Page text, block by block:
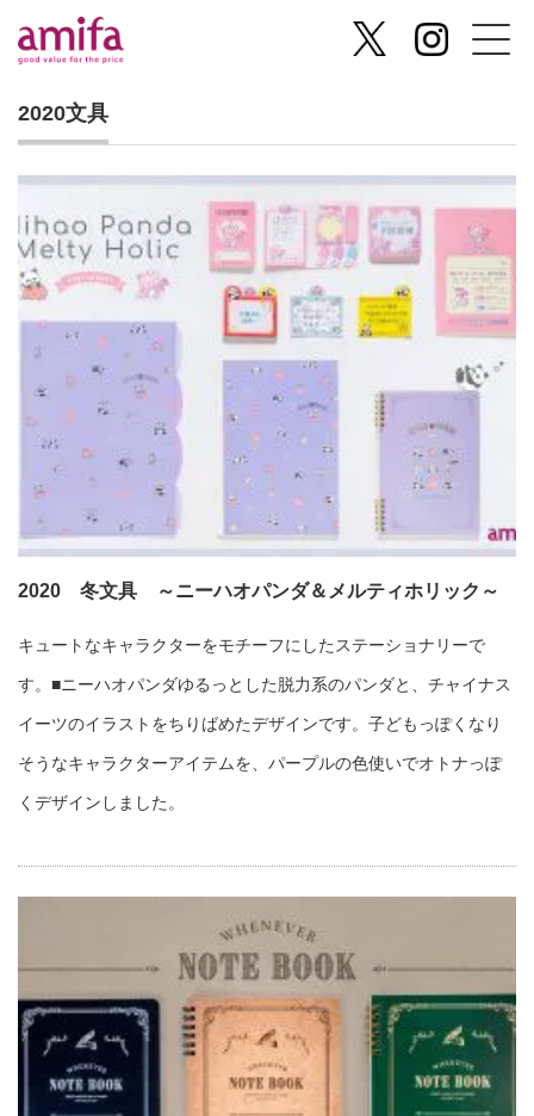
2020文具
2020 冬文具 ～ニーハオパンダ＆メルティホリック～
キュートなキャラクターをモチーフにしたステーショナリーで
す。■ニーハオパンダゆるっとした脱力系のパンダと、チャイナス
イーツのイラストをちりばめたデザインです。子どもっぽくなり
そうなキャラクターアイテムを、パープルの色使いでオトナっぽ
くデザインしました。